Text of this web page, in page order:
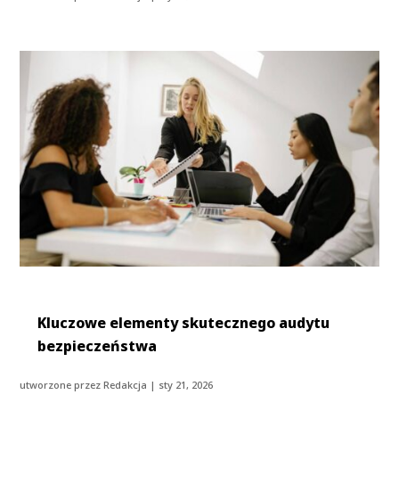
Kluczowe elementy skutecznego audytu
bezpieczeństwa
utworzone przezRedakcja | sty 21, 2026